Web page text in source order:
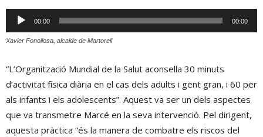
Reproductor
d'àudio
00:00 00:00
Xavier Fonollosa, alcalde de Martorell
“L’Organització Mundial de la Salut aconsella 30 minuts
d’activitat física diària en el cas dels adults i gent gran, i 60 per
als infants i els adolescents”. Aquest va ser un dels aspectes
que va transmetre Marcé en la seva intervenció. Pel dirigent,
aquesta pràctica “és la manera de combatre els riscos del